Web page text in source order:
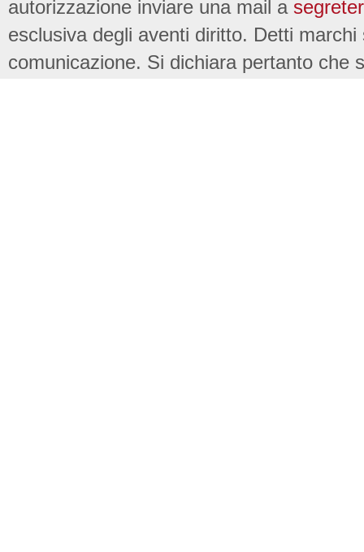
autorizzazione inviare una mail a
esclusiva degli aventi diritto. Detti
comunicazione. Si dichiara pertanto che